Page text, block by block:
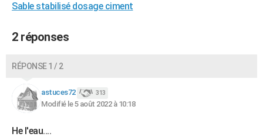
Sable stabilisé dosage ciment
2 réponses
RÉPONSE 1 / 2
astuces72 313
Modifié le 5 août 2022 à 10:18
He l'eau....